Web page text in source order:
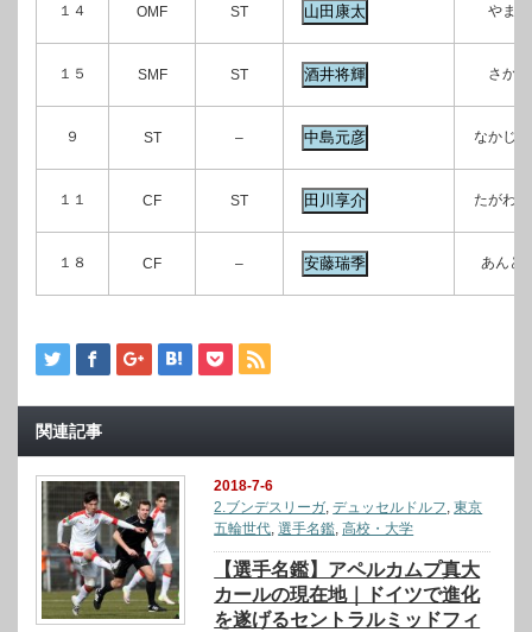
１４ OMF ST やま
１５ SMF ST さか
９ ST – なかじ
１１ CF ST たがわ
１８ CF – あんど
関連記事
2018-7-6
2.ブンデスリーガ ,デュッセルドルフ ,東京
五輪世代 ,選手名鑑 ,高校・大学
【選手名鑑】アペルカムプ真大
カールの現在地｜ドイツで進化
を遂げるセントラルミッドフィ